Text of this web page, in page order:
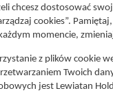
Orbita
Podkarpacie
chcesz dostosować
cookies”.
momencie,
z plików cookie
Twoich
jest Lewiatan